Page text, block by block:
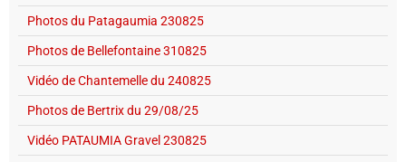
Photos du Patagaumia 230825
Photos de Bellefontaine 310825
Vidéo de Chantemelle du 240825
Photos de Bertrix du 29/08/25
Vidéo PATAUMIA Gravel 230825